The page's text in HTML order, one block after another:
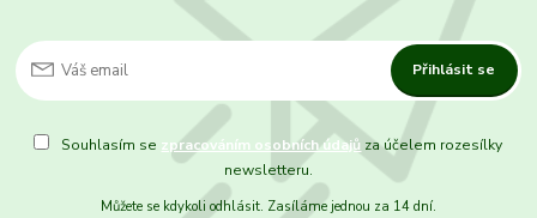
Přihlásit se
Souhlasím se zpracováním osobních údajů za účelem rozesílky
newsletteru.
Můžete se kdykoli odhlásit. Zasíláme jednou za 14 dní.